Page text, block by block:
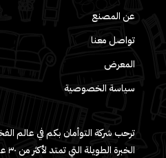
عن المصنع
تواصل معنا
المعرض
سياسة الخصوصية
ترحب شركة التوأمان بكم في عالم